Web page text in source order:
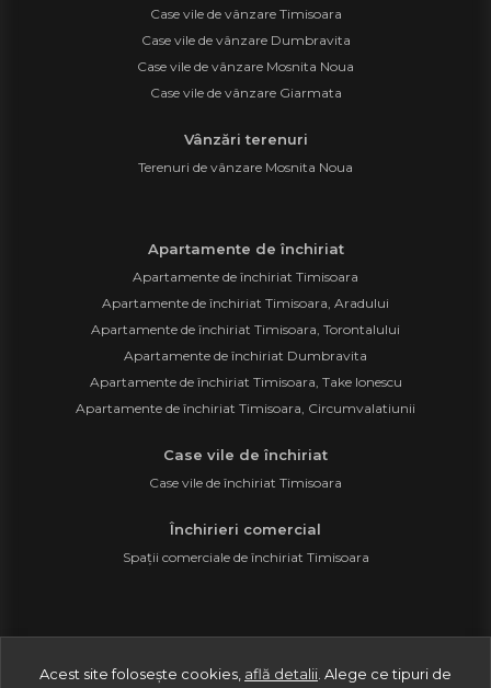
Case vile de vânzare Timisoara
Case vile de vânzare Dumbravita
Case vile de vânzare Mosnita Noua
Case vile de vânzare Giarmata
Vânzări terenuri
Terenuri de vânzare Mosnita Noua
Apartamente de închiriat
Apartamente de închiriat Timisoara
Apartamente de închiriat Timisoara, Aradului
Apartamente de închiriat Timisoara, Torontalului
Apartamente de închiriat Dumbravita
Apartamente de închiriat Timisoara, Take Ionescu
Apartamente de închiriat Timisoara, Circumvalatiunii
Case vile de închiriat
Case vile de închiriat Timisoara
Închirieri comercial
Spații comerciale de închiriat Timisoara
Acest site folosește cookies, află detalii Alege ce tipuri de